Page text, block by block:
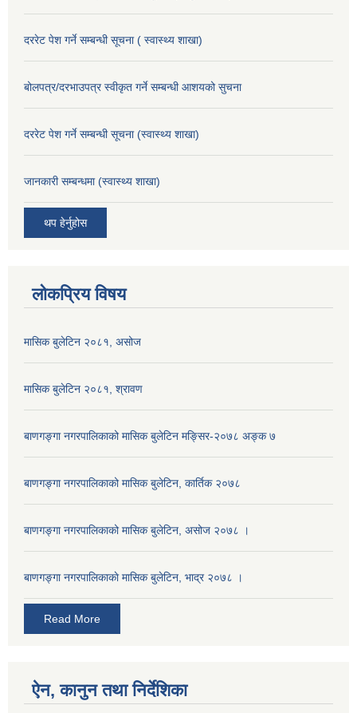
दररेट पेश गर्ने सम्बन्धी सूचना ( स्वास्थ्य शाखा)
बोलपत्र/दरभाउपत्र स्वीकृत गर्ने सम्बन्धी आशयको सुचना
दररेट पेश गर्ने सम्बन्धी सूचना (स्वास्थ्य शाखा)
जानकारी सम्बन्धमा (स्वास्थ्य शाखा)
थप हेर्नुहोस
लोकप्रिय विषय
मासिक बुलेटिन २०८१, असोज
मासिक बुलेटिन २०८१, श्रावण
बाणगङ्गा नगरपालिकाको मासिक बुलेटिन मङ्सिर-२०७८ अङ्क ७
बाणगङ्गा नगरपालिकाको मासिक बुलेटिन, कार्तिक २०७८
बाणगङ्गा नगरपालिकाको मासिक बुलेटिन, असोज २०७८ ।
बाणगङ्गा नगरपालिकाकाे मासिक बुलेटिन, भाद्र २०७८ ।
Read More
ऐन, कानुन तथा निर्देशिका